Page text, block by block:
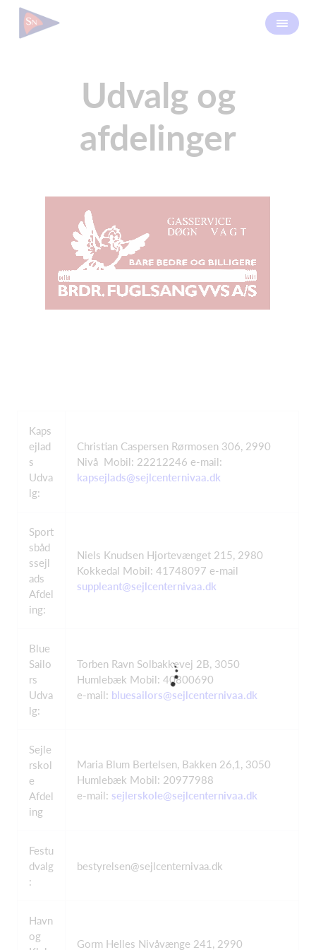
Udvalg og
afdelinger
Kaps
ejlad
s
Udva
lg:
Christian Caspersen Rørmosen 306, 2990
Nivå Mobil: 22212246 e-mail:
kapsejlads@sejlcenternivaa.dk
Sport
sbåd
ssejl
ads
Afdel
ing:
Niels Knudsen Hjortevænget 215, 2980
Kokkedal Mobil: 41748097 e-mail
suppleant@sejlcenternivaa.dk
Blue
Sailo
rs
Udva
lg:
Torben Ravn Solbakkevej 2B, 3050
Humlebæk Mobil: 40800690
e-mail: bluesailors@sejlcenternivaa.dk
Sejle
rskol
e
Afdel
ing
Maria Blum Bertelsen, Bakken 26,1, 3050
Humlebæk Mobil: 20977988
e-mail: sejlerskole@sejlcenternivaa.dk
Festu
dvalg
:
bestyrelsen@sejlcenternivaa.dk
Havn
og
Gorm Helles Nivåvænge 241, 2990